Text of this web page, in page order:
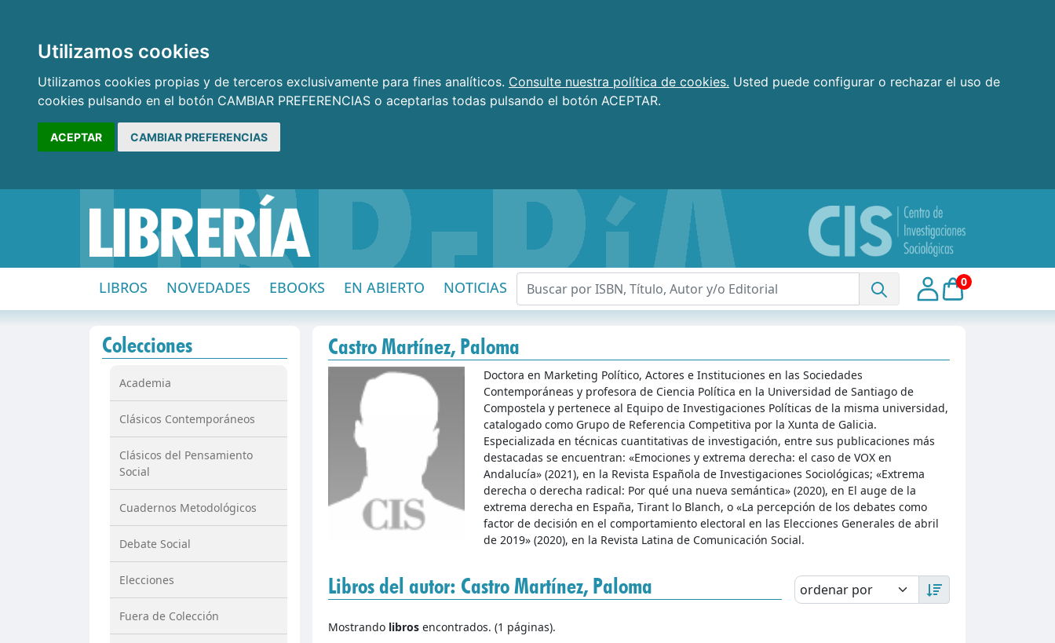
Utilizamos cookies
Utilizamos cookies propias y de terceros exclusivamente para fines analíticos. Consulte nuestra política de cookies. Usted puede configurar o rechazar el uso de
cookies pulsando en el botón CAMBIAR PREFERENCIAS o aceptarlas todas pulsando el botón ACEPTAR.
ACEPTAR CAMBIAR PREFERENCIAS
LIBROS NOVEDADES EBOOKS EN ABIERTO NOTICIAS 0
Colecciones
Academia
Clásicos Contemporáneos
Clásicos del Pensamiento
Social
Cuadernos Metodológicos
Debate Social
Elecciones
Fuera de Colección
Castro Martínez, Paloma
Doctora en Marketing Político, Actores e Instituciones en las Sociedades
Contemporáneas y profesora de Ciencia Política en la Universidad de Santiago de
Compostela y pertenece al Equipo de Investigaciones Políticas de la misma universidad,
catalogado como Grupo de Referencia Competitiva por la Xunta de Galicia.
Especializada en técnicas cuantitativas de investigación, entre sus publicaciones más
destacadas se encuentran: «Emociones y extrema derecha: el caso de VOX en
Andalucía» (2021), en la Revista Española de Investigaciones Sociológicas; «Extrema
derecha o derecha radical: Por qué una nueva semántica» (2020), en El auge de la
extrema derecha en España, Tirant lo Blanch, o «La percepción de los debates como
factor de decisión en el comportamiento electoral en las Elecciones Generales de abril
de 2019» (2020), en la Revista Latina de Comunicación Social.
Libros del autor: Castro Martínez, Paloma
Mostrando librosencontrados. (1 páginas).